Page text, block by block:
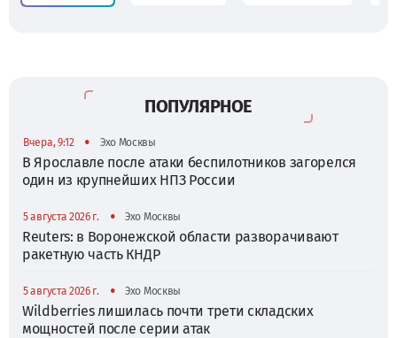
ПОПУЛЯРНОЕ
Вчера, 9:12 • Эхо Москвы
В Ярославле после атаки беспилотников загорелся
один из крупнейших НПЗ России
5 августа 2026 г. • Эхо Москвы
Reuters: в Воронежской области разворачивают
ракетную часть КНДР
5 августа 2026 г. • Эхо Москвы
Wildberries лишилась почти трети складских
мощностей после серии атак